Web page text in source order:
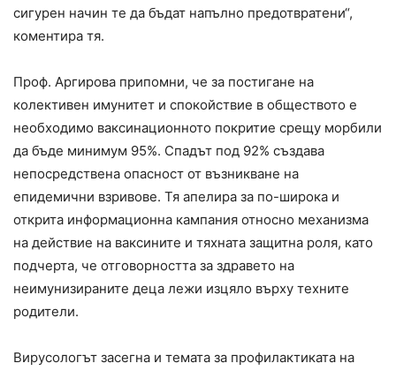
сигурен начин те да бъдат напълно предотвратени“,
коментира тя.
Проф. Аргирова припомни, че за постигане на
колективен имунитет и спокойствие в обществото е
необходимо ваксинационното покритие срещу морбили
да бъде минимум 95%. Спадът под 92% създава
непосредствена опасност от възникване на
епидемични взривове. Тя апелира за по-широка и
открита информационна кампания относно механизма
на действие на ваксините и тяхната защитна роля, като
подчерта, че отговорността за здравето на
неимунизираните деца лежи изцяло върху техните
родители.
Вирусологът засегна и темата за профилактиката на